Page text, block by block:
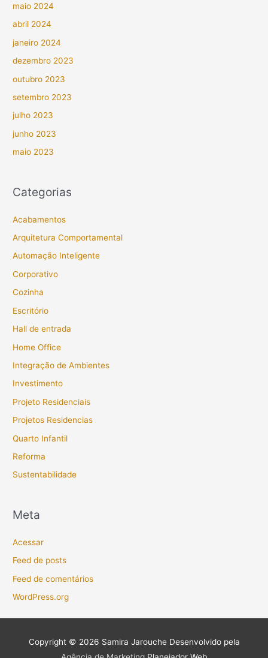
maio 2024
abril 2024
janeiro 2024
dezembro 2023
outubro 2023
setembro 2023
julho 2023
junho 2023
maio 2023
Categorias
Acabamentos
Arquitetura Comportamental
Automação Inteligente
Corporativo
Cozinha
Escritório
Hall de entrada
Home Office
Integração de Ambientes
Investimento
Projeto Residenciais
Projetos Residencias
Quarto Infantil
Reforma
Sustentabilidade
Meta
Acessar
Feed de posts
Feed de comentários
WordPress.org
Copyright © 2026 Samira JaroucheDesenvolvido pela